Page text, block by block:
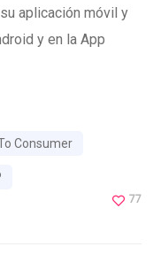
aplicación móvil y
y en la App
Consumer
77